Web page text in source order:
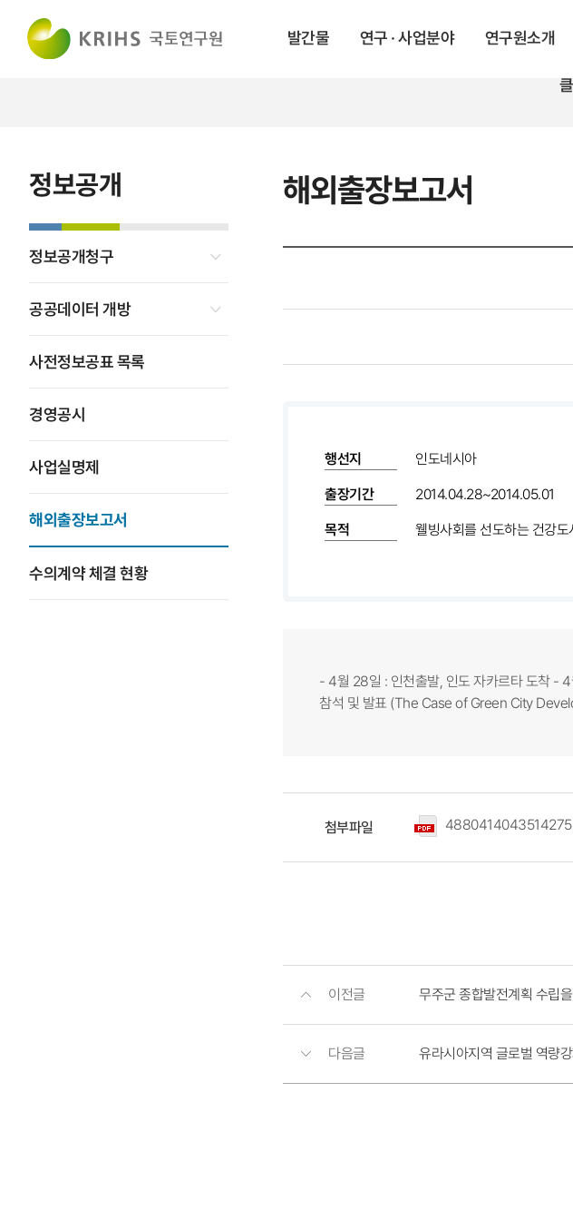
발간물 연구 · 사업분야 연구원소개
해외출장보고서
정보공개
정보공개청구
공공데이터 개방
사전정보공표 목록
경영공시
사업실명제
해외출장보고서
수의계약 체결 현황
행선지 인도네시아
출장기간 2014.04.28~2014.05.01
목적 웰빙사회를 선도하는 건강
- 4월 28일 : 인천출발, 인도 자카르타 도착 -
참석 및 발표 (The Case of Green City
첨부파일
이전글 무주군 종합발전계획 수립
다음글 유라시아지역 글로벌 역량